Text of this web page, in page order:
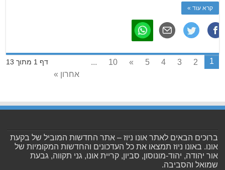
קרא עוד »
דף 1 מתוך 13 1
2
3
4
5
»
10
...
אחרון »
ברוכים הבאים לאתר אונו ניוז – אתר החדשות המוביל של בקעת
אונו. באונו ניוז תמצאו את כל העדכונים והחדשות המקומיות של
אור יהודה, יהוד-מונוסון, סביון, קריית אונו, גני תקווה, גבעת
שמואל והסביבה.